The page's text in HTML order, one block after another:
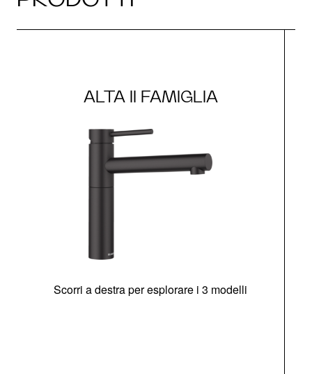
ALTA II FAMIGLIA
Scorri a destra per esplorare i 3 modelli